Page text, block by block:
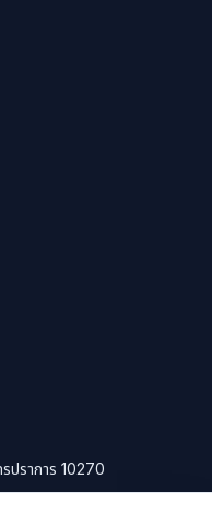
ปราการ 10270